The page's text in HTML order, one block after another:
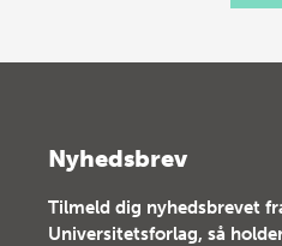
Nyhedsbrev
Tilmeld dig nyhedsbrevet
Universitetsforlag, så